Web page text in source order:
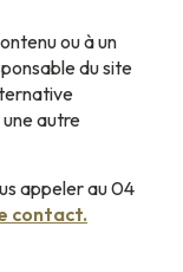
ou à un
du site
autre
appeler au 04
contact.